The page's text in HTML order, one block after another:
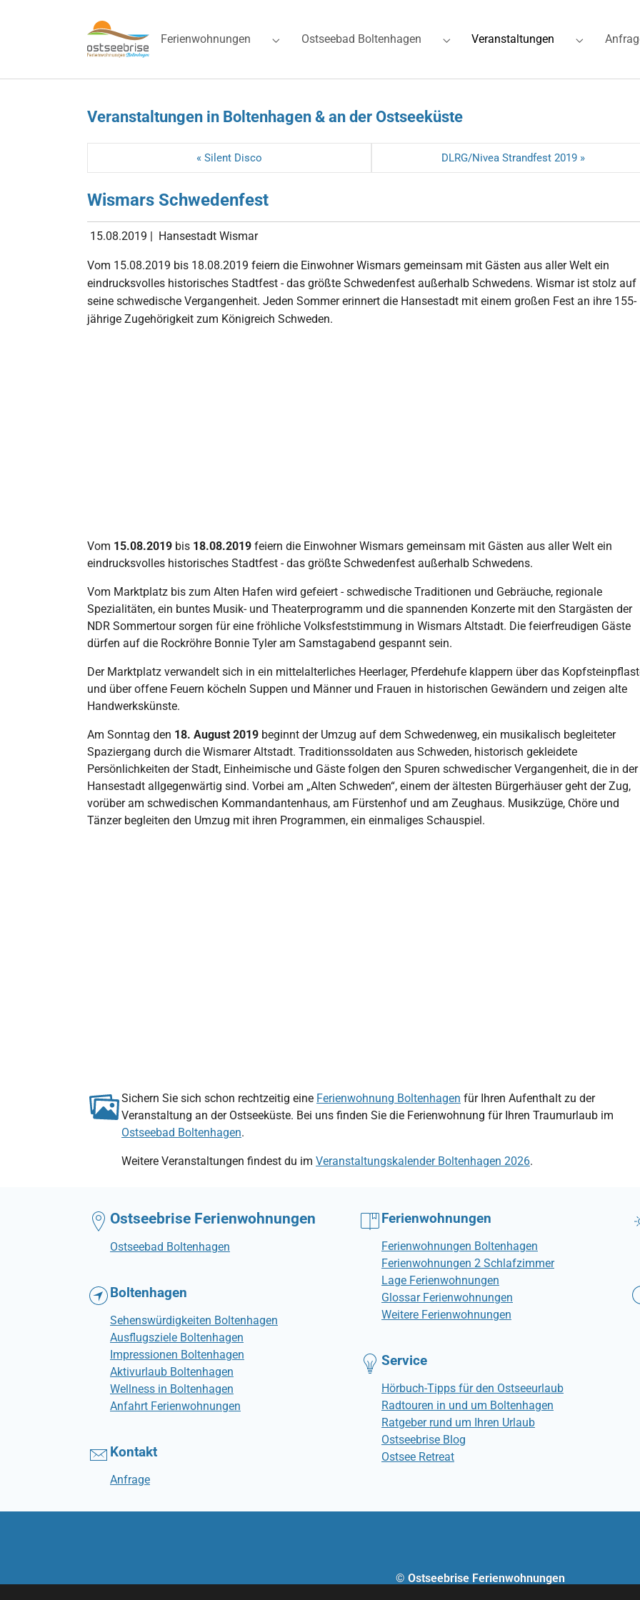
Ferienwohnungen
Submenu for "Ferienwohnungen"
Ostseebad Boltenhagen
Submenu for "Ostseebad Boltenhagen"
Veranstaltungen (current)
Submenu
Veranstaltungen in Boltenhagen & an der Ostseeküste
« Silent Disco DLRG/Nivea Strandfest 2019 »
Wismars Schwedenfest
15.08.2019 | Hansestadt Wismar
Vom 15.08.2019 bis 18.08.2019 feiern die Einwohner Wismars gemeinsam mit Gästen aus aller Welt ein
eindrucksvolles historisches Stadtfest - das größte Schwedenfest außerhalb Schwedens. Wismar ist stolz auf
seine schwedische Vergangenheit. Jeden Sommer erinnert die Hansestadt mit einem großen Fest an ihre 155-
jährige Zugehörigkeit zum Königreich Schweden.
Vom 15.08.2019 bis 18.08.2019 feiern die Einwohner Wismars gemeinsam mit Gästen aus aller Welt ein
eindrucksvolles historisches Stadtfest - das größte Schwedenfest außerhalb Schwedens.
Vom Marktplatz bis zum Alten Hafen wird gefeiert - schwedische Traditionen und Gebräuche, regionale
Spezialitäten, ein buntes Musik- und Theaterprogramm und die spannenden Konzerte mit den Stargästen der
NDR Sommertour sorgen für eine fröhliche Volksfeststimmung in Wismars Altstadt. Die feierfreudigen Gäste
dürfen auf die Rockröhre Bonnie Tyler am Samstagabend gespannt sein.
Der Marktplatz verwandelt sich in ein mittelalterliches Heerlager, Pferdehufe klappern über das
und über offene Feuern köcheln Suppen und Männer und Frauen in historischen Gewändern und zeigen alte
Handwerkskünste.
Am Sonntag den 18. August 2019 beginnt der Umzug auf dem Schwedenweg, ein musikalisch begleiteter
Spaziergang durch die Wismarer Altstadt. Traditionssoldaten aus Schweden, historisch gekleidete
Persönlichkeiten der Stadt, Einheimische und Gäste folgen den Spuren schwedischer Vergangenheit, die in der
Hansestadt allgegenwärtig sind. Vorbei am „Alten Schweden“, einem der ältesten Bürgerhäuser geht der Zug,
vorüber am schwedischen Kommandantenhaus, am Fürstenhof und am Zeughaus. Musikzüge, Chöre und
Tänzer begleiten den Umzug mit ihren Programmen, ein einmaliges Schauspiel.
Sichern Sie sich schon rechtzeitig eine Ferienwohnung Boltenhagen für Ihren Aufenthalt zu der
Veranstaltung an der Ostseeküste. Bei uns finden Sie die Ferienwohnung für Ihren Traumurlaub im
Ostseebad Boltenhagen.
Weitere Veranstaltungen findest du im Veranstaltungskalender Boltenhagen 2026.
Ostseebrise Ferienwohnungen
Ostseebad Boltenhagen
Boltenhagen
Sehenswürdigkeiten Boltenhagen
Ausflugsziele Boltenhagen
Impressionen Boltenhagen
Aktivurlaub Boltenhagen
Wellness in Boltenhagen
Anfahrt Ferienwohnungen
Kontakt
Anfrage
Ferienwohnungen
Ferienwohnungen Boltenhagen
Ferienwohnungen 2 Schlafzimmer
Lage Ferienwohnungen
Glossar Ferienwohnungen
Weitere Ferienwohnungen
Service
Hörbuch-Tipps für den Ostseeurlaub
Radtouren in und um Boltenhagen
Ratgeber rund um Ihren Urlaub
Ostseebrise Blog
Ostsee Retreat
© Ostseebrise Ferienwohnungen